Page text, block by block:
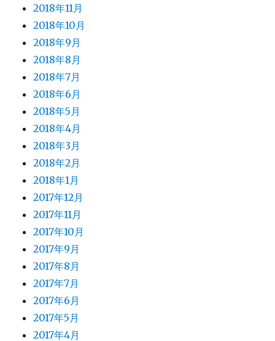
2018年11月
2018年10月
2018年9月
2018年8月
2018年7月
2018年6月
2018年5月
2018年4月
2018年3月
2018年2月
2018年1月
2017年12月
2017年11月
2017年10月
2017年9月
2017年8月
2017年7月
2017年6月
2017年5月
2017年4月